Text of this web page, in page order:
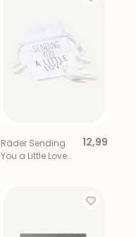
Räder Sending
You a Little Love
12,99